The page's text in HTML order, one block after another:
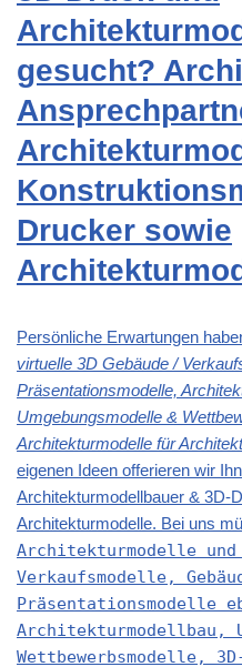
gesucht?
Drucker sowie
Persönliche Erwartungen
virtuelle 3D Gebäude /
Präsentationsmodelle,
Umgebungsmodelle &
Architekturmodelle für
eigenen Ideen offerieren wir
Architekturmodellbauer & 3D-
Architekturmodelle. Bei uns
Architekturmodelle
Verkaufsmodelle,
Präsentationsmodelle
Architekturmodellbau,
Wettbewerbsmodelle,